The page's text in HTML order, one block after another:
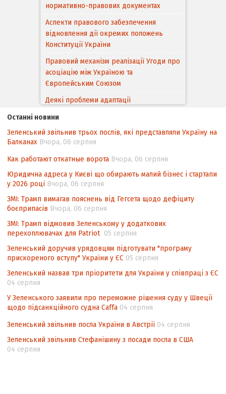
нормативно-правових документах
Аспекти правового забезпечення
відновлення дії окремих положень
Конституції України
Правовий механізм реалізації Угоди про
асоціацію між Україною та
Європейським Cоюзом
Деякі проблеми адаптації
походження товарів відповідно до
Угоди про торговельні аспекти прав
інтелектуальної власності (TRIPS) у
контексті євроінтеграції
Аналіз виборчого законодавства щодо
невизначеності механізму повторного
підрахунку голосів виборців
Інформаційна безпека суспільства
Останні новини
Зеленський звільнив трьох послів, які представляли Україну на
Балканах Вчора, 06 серпня
Как работают откатные ворота Вчора, 06 серпня
Юридична адреса у Києві що обирають малий бізнес і стартапи
у 2026 році Вчора, 06 серпня
ЗМІ: Трамп вимагав пояснень від Гегсета щодо дефіциту
боєприпасів Вчора, 06 серпня
ЗМІ: Трамп відмовив Зеленському у додаткових
перехоплювачах для Patriot 05 серпня
Зеленський доручив урядовцям підготувати "програму
прискореного вступу" України у ЄС 05 серпня
Зеленський назвав три пріоритети для України у співпраці з ЄС
04 серпня
У Зеленського заявили про переможне рішення суду у Швеції
щодо підсанкційного судна Caffa 04 серпня
Зеленський звільнив посла України в Австрії 04 серпня
Зеленський звільнив Стефанішину з посади посла в США
04 серпня